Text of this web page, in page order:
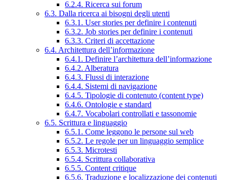
6.2.4. Ricerca sui forum
6.3. Dalla ricerca ai bisogni degli utenti
6.3.1. User stories per definire i contenuti
6.3.2. Job stories per definire i contenuti
6.3.3. Criteri di accettazione
6.4. Architettura dell’informazione
6.4.1. Definire l’architettura dell’informazione
6.4.2. Alberatura
6.4.3. Flussi di interazione
6.4.4. Sistemi di navigazione
6.4.5. Tipologie di contenuto (content type)
6.4.6. Ontologie e standard
6.4.7. Vocabolari controllati e tassonomie
6.5. Scrittura e linguaggio
6.5.1. Come leggono le persone sul web
6.5.2. Le regole per un linguaggio semplice
6.5.3. Microtesti
6.5.4. Scrittura collaborativa
6.5.5. Content critique
6.5.6. Traduzione e localizzazione dei contenuti